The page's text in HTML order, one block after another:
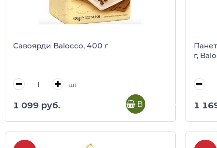
Савоярди Balocco, 400 г
шт
1 099 руб. В корзину
г,
1